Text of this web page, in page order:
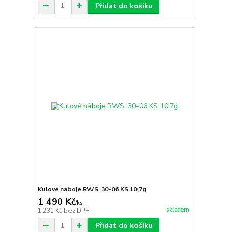
Přidat do košíku
Kulové náboje RWS .30-06 KS 10,7g
1 490 Kč/ks
1 231 Kč bez DPH skladem
Přidat do košíku